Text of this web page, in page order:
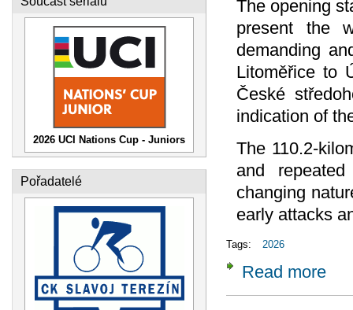
2026 UCI Nations Cup - Juniors
Pořadatelé
The opening
present the
demanding
Litoměřice to
České
indication of
The 110.2-
and
changing
early attacks
Tags: 2026
Read more